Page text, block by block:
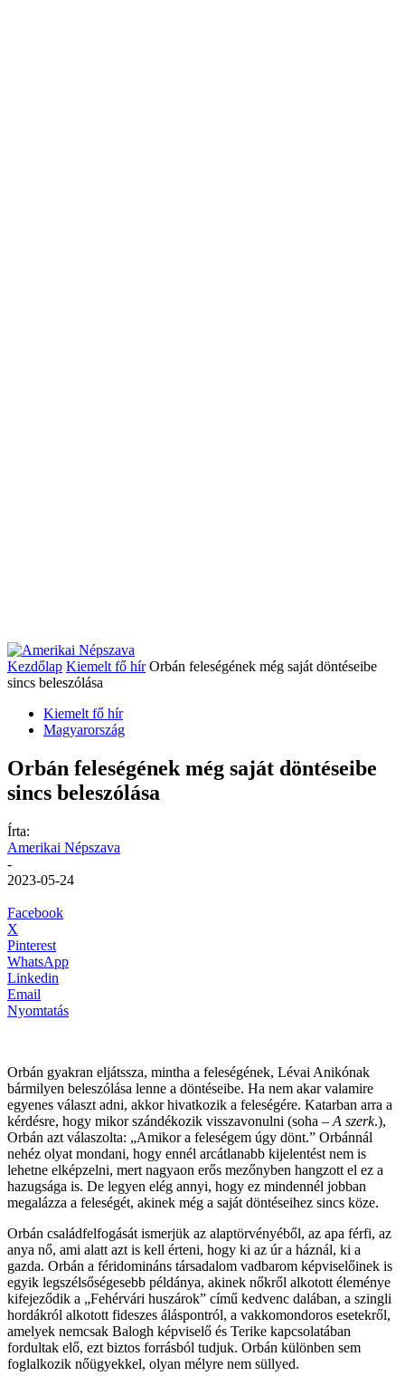
Kezdőlap Kiemelt fő hír Orbán feleségének még saját döntéseibe
sincs beleszólása
Kiemelt fő hír
Magyarország
Orbán feleségének még saját döntéseibe
sincs beleszólása
Írta:
Amerikai Népszava
-
2023-05-24
Facebook
X
Pinterest
WhatsApp
Linkedin
Email
Nyomtatás
Orbán gyakran eljátssza, mintha a feleségének, Lévai Anikónak
bármilyen beleszólása lenne a döntéseibe. Ha nem akar valamire
egyenes választ adni, akkor hivatkozik a feleségére. Katarban arra a
kérdésre, hogy mikor szándékozik visszavonulni (soha – A szerk.),
Orbán azt válaszolta: „Amikor a feleségem úgy dönt.” Orbánnál
nehéz olyat mondani, hogy ennél arcátlanabb kijelentést nem is
lehetne elképzelni, mert nagyaon erős mezőnyben hangzott el ez a
hazugsága is. De legyen elég annyi, hogy ez mindennél jobban
megalázza a feleségét, akinek még a saját döntéseihez sincs köze.
Orbán családfelfogását ismerjük az alaptörvényéből, az apa férfi, az
anya nő, ami alatt azt is kell érteni, hogy ki az úr a háznál, ki a
gazda. Orbán a féridomináns társadalom vadbarom képviselőinek is
egyik legszélsőségesebb példánya, akinek nőkről alkotott éleménye
kifejeződik a „Fehérvári huszárok” című kedvenc dalában, a szingli
hordákról alkotott fideszes áláspontról, a vakkomondoros esetekről,
amelyek nemcsak Balogh képviselő és Terike kapcsolatában
fordultak elő, ezt biztos forrásból tudjuk. Orbán különben sem
foglalkozik nőügyekkel, olyan mélyre nem süllyed.